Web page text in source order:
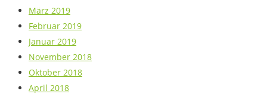
März 2019
Februar 2019
Januar 2019
November 2018
Oktober 2018
April 2018